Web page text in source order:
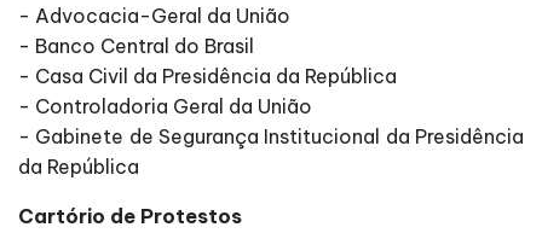
- Advocacia-Geral da União
- Banco Central do Brasil
- Casa Civil da Presidência da República
- Controladoria Geral da União
- Gabinete de Segurança Institucional da Presidência
da República
Cartório de Protestos